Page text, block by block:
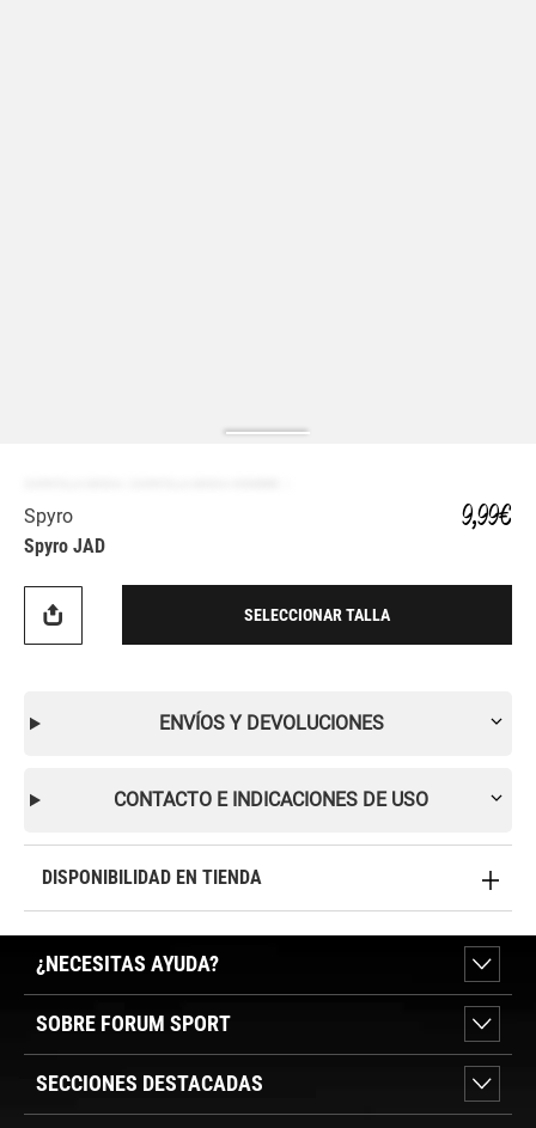
Spyro
Spyro JAD
9,99 €
SELECCIONAR TALLA
ENVÍOS Y DEVOLUCIONES
CONTACTO E INDICACIONES DE USO
DISPONIBILIDAD EN TIENDA
¿NECESITAS AYUDA?
SOBRE FORUM SPORT
SECCIONES DESTACADAS